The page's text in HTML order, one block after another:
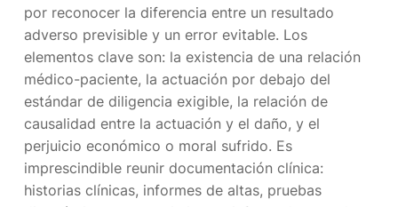
por reconocer la diferencia entre un resultado
adverso previsible y un error evitable. Los
elementos clave son: la existencia de una relación
médico-paciente, la actuación por debajo del
estándar de diligencia exigible, la relación de
causalidad entre la actuación y el daño, y el
perjuicio económico o moral sufrido. Es
imprescindible reunir documentación clínica:
historias clínicas, informes de altas, pruebas